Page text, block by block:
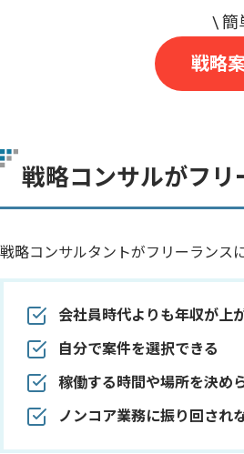
戦略
戦略コンサルがフ
戦略コンサルタントがフリーランス
会社員時代よりも年収が上
自分で案件を選択できる
稼働する時間や場所を決め
ノンコア業務に振り回され